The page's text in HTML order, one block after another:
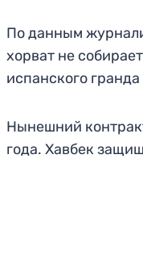
По данным
хорват не
испанского
Нынешний
года. Хавбек